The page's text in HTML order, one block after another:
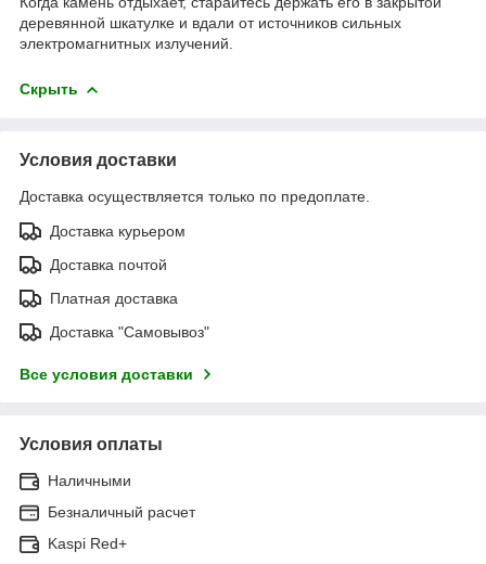
деревянной шкатулке и вдали от источников сильных
электромагнитных излучений.
Скрыть
Условия доставки
Доставка осуществляется только по предоплате.
Доставка курьером
Доставка почтой
Платная доставка
Доставка "Самовывоз"
Все условия доставки
Условия оплаты
Наличными
Безналичный расчет
Kaspi Red+